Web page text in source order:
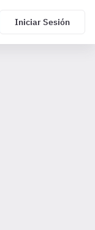
Iniciar Sesión